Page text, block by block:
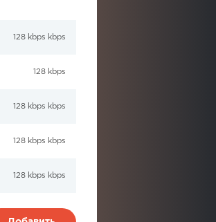
128 kbps kbps
128 kbps
128 kbps kbps
128 kbps kbps
128 kbps kbps